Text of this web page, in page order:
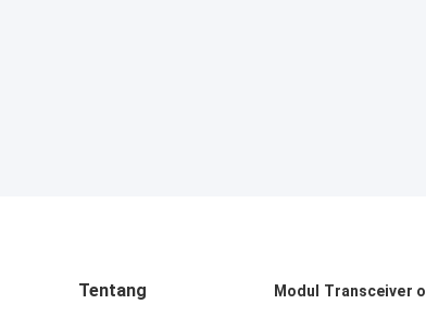
Tentang Modul Transceiver